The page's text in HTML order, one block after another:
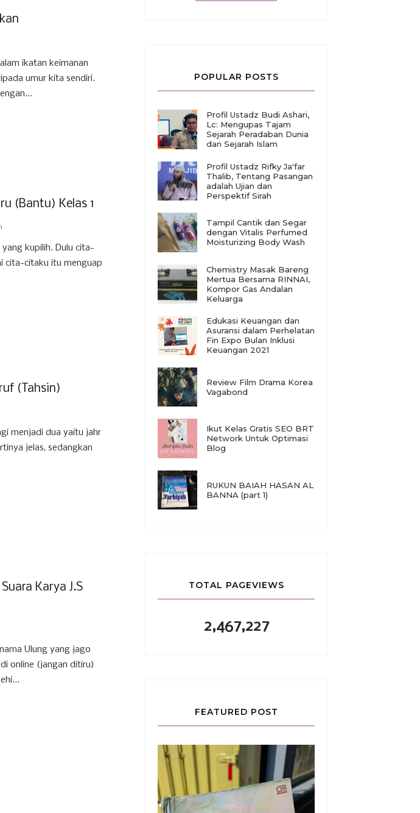
ikatan keimanan
umur kita sendiri.
(Bantu) Kelas 1
kupilih. Dulu cita-
cita-citaku itu menguap
(Tahsin)
menjadi dua yaitu jahr
jelas, sedangkan
Karya J.S
Ulung yang jago
online (jangan ditiru)
POPULAR POSTS
Profil Ustadz Budi Ashari,
Lc: Mengupas Tajam
Sejarah Peradaban Dunia
dan Sejarah Islam
Profil Ustadz Rifky Ja'far
Thalib, Tentang Pasangan
adalah Ujian dan
Perspektif Sirah
Tampil Cantik dan Segar
dengan Vitalis Perfumed
Moisturizing Body Wash
Chemistry Masak Bareng
Mertua Bersama RINNAI,
Kompor Gas Andalan
Keluarga
Edukasi Keuangan dan
Asuransi dalam Perhelatan
Fin Expo Bulan Inklusi
Keuangan 2021
Review Film Drama Korea
Vagabond
Ikut Kelas Gratis SEO BRT
Network Untuk Optimasi
Blog
RUKUN BAIAH HASAN AL
BANNA (part 1)
TOTAL PAGEVIEWS
2,467,227
FEATURED POST